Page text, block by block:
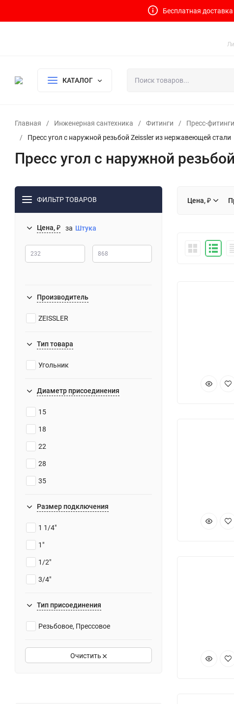
Бесплатная
КАТАЛОГ
Главная / Инженерная сантехника / Фитинги / Пресс-
/
Пресс угол с наружной резьбой Zeissler из нержавеющей стали
Пресс угол с наружной
ФИЛЬТР ТОВАРОВ
Цена, ₽ за Штука
Производитель
ZEISSLER
Тип товара
Угольник
Диаметр присоединения
15
18
22
28
35
Размер подключения
1 1/4"
1"
1/2"
3/4"
Тип присоединения
Резьбовое, Прессовое
Очистить
Цена, ₽